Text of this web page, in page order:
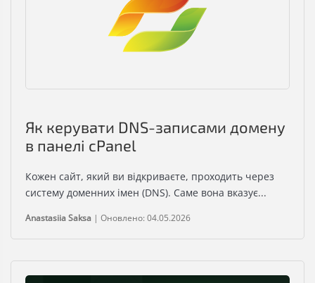
Як керувати DNS-записами домену
в панелі cPanel
Кожен сайт, який ви відкриваєте, проходить через
систему доменних імен (DNS). Саме вона вказує...
Anastasiia Saksa | Оновлено: 04.05.2026